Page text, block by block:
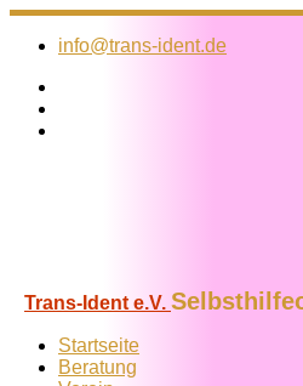
Zum
Inhalt
info@trans-ident.de
Trans-Ident e.V.
Startseite
Beratung